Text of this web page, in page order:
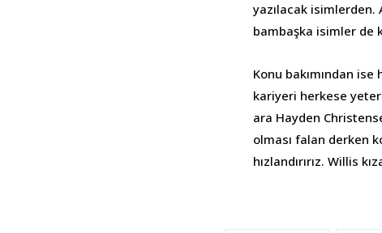
yazılacak isimlerden.
bambaşka isimler de
Konu bakımından
kariyeri herkese
ara Hayden
olması falan derken
hızlandırırız. Willis